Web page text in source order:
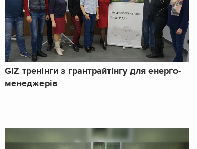
GIZ тренінги з грантрайтінгу для енерго-
менеджерів